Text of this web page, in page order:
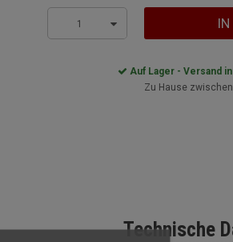
1
Auf Lager - Versand
Zu Hause zwischen
Technische